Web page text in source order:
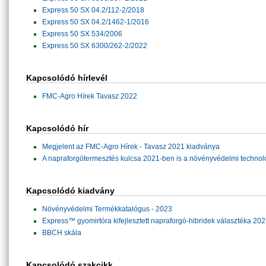
Express 50 SX 04.2/112-2/2018
Express 50 SX 04.2/1462-1/2016
Express 50 SX 534/2006
Express 50 SX 6300/262-2/2022
Kapcsolódó hírlevél
FMC-Agro Hírek Tavasz 2022
Kapcsolódó hír
Megjelent az FMC-Agro Hírek - Tavasz 2021 kiadványa
A napraforgótermesztés kulcsa 2021-ben is a növényvédelmi
Kapcsolódó kiadvány
Növényvédelmi Termékkatalógus - 2023
Express™ gyomirtóra kifejlesztett napraforgó-hibridek választéka
BBCH skála